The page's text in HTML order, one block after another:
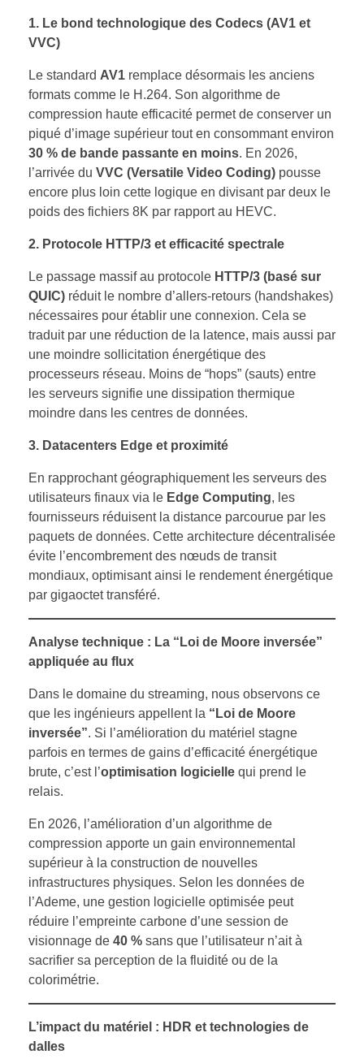
1. Le bond technologique des Codecs (AV1 et
VVC)
Le standard AV1 remplace désormais les anciens
formats comme le H.264. Son algorithme de
compression haute efficacité permet de conserver un
piqué d’image supérieur tout en consommant environ
30 % de bande passante en moins. En 2026,
l’arrivée du VVC (Versatile Video Coding) pousse
encore plus loin cette logique en divisant par deux le
poids des fichiers 8K par rapport au HEVC.
2. Protocole HTTP/3 et efficacité spectrale
Le passage massif au protocole HTTP/3 (basé sur
QUIC) réduit le nombre d’allers-retours (handshakes)
nécessaires pour établir une connexion. Cela se
traduit par une réduction de la latence, mais aussi par
une moindre sollicitation énergétique des
processeurs réseau. Moins de “hops” (sauts) entre
les serveurs signifie une dissipation thermique
moindre dans les centres de données.
3. Datacenters Edge et proximité
En rapprochant géographiquement les serveurs des
utilisateurs finaux via le Edge Computing, les
fournisseurs réduisent la distance parcourue par les
paquets de données. Cette architecture décentralisée
évite l’encombrement des nœuds de transit
mondiaux, optimisant ainsi le rendement énergétique
par gigaoctet transféré.
Analyse technique : La “Loi de Moore inversée”
appliquée au flux
Dans le domaine du streaming, nous observons ce
que les ingénieurs appellent la “Loi de Moore
inversée”. Si l’amélioration du matériel stagne
parfois en termes de gains d’efficacité énergétique
brute, c’est l’optimisation logicielle qui prend le
relais.
En 2026, l’amélioration d’un algorithme de
compression apporte un gain environnemental
supérieur à la construction de nouvelles
infrastructures physiques. Selon les données de
l’Ademe, une gestion logicielle optimisée peut
réduire l’empreinte carbone d’une session de
visionnage de 40 % sans que l’utilisateur n’ait à
sacrifier sa perception de la fluidité ou de la
colorimétrie.
L’impact du matériel : HDR et technologies de
dalles